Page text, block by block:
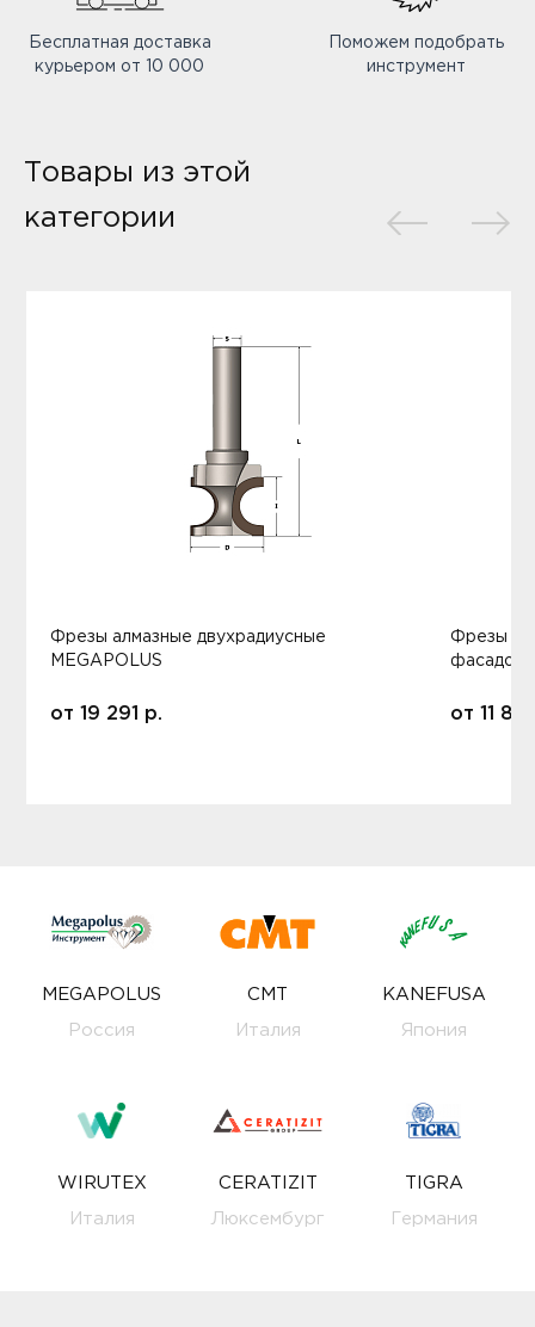
Бесплатная доставка
курьером от 10 000
Поможем подобрать
инструмент
Товары из этой
категории
Фрезы алмазные двухрадиусные
MEGAPOLUS
от 19 291 р.
Фрезы
фасадов
от 11
MEGAPOLUS
Россия
CMT
Италия
KANEFUSA
Япония
WIRUTEX
Италия
CERATIZIT
Люксембург
TIGRA
Германия